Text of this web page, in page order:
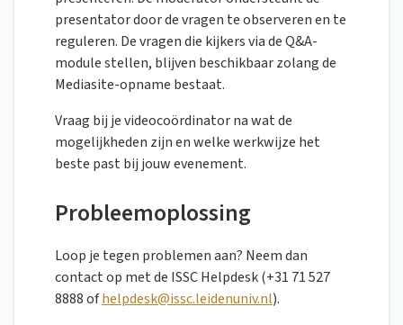
presentator door de vragen te observeren en te
reguleren. De vragen die kijkers via de Q&A-
module stellen, blijven beschikbaar zolang de
Mediasite-opname bestaat.
Vraag bij je videocoördinator na wat de
mogelijkheden zijn en welke werkwijze het
beste past bij jouw evenement.
Probleemoplossing
Loop je tegen problemen aan? Neem dan
contact op met de ISSC Helpdesk (+31 71 527
8888 ofhelpdesk@issc.leidenuniv.nl).